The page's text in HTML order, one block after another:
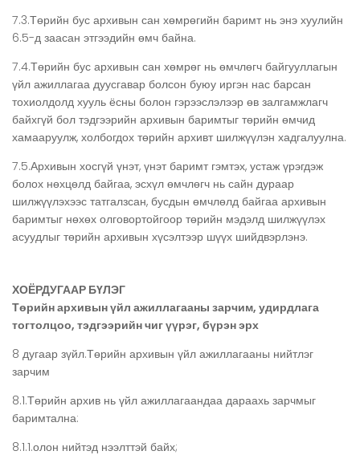
7.3.Төрийн бус архивын сан хөмрөгийн баримт нь энэ хуулийн
6.5-д заасан этгээдийн өмч байна.
7.4.Төрийн бус архивын сан хөмрөг нь өмчлөгч байгууллагын
үйл ажиллагаа дуусгавар болсон буюу иргэн нас барсан
тохиолдолд хууль ёсны болон гэрээслэлээр өв залгамжлагч
байхгүй бол тэдгээрийн архивын баримтыг төрийн өмчид
хамааруулж, холбогдох төрийн архивт шилжүүлэн хадгалуулна.
7.5.Архивын хосгүй үнэт, үнэт баримт гэмтэх, устаж үрэгдэж
болох нөхцөлд байгаа, эсхүл өмчлөгч нь сайн дураар
шилжүүлэхээс татгалзсан, бусдын өмчлөлд байгаа архивын
баримтыг нөхөх олговортойгоор төрийн мэдэлд шилжүүлэх
асуудлыг төрийн архивын хүсэлтээр шүүх шийдвэрлэнэ.
ХОЁРДУГААР БҮЛЭГ
Төрийн архивын үйл ажиллагааны зарчим, удирдлага
тогтолцоо, тэдгээрийн чиг үүрэг, бүрэн эрх
8 дугаар зүйл.Төрийн архивын үйл ажиллагааны нийтлэг
зарчим
8.1.Төрийн архив нь үйл ажиллагаандаа дараахь зарчмыг
баримтална:
8.1.1.олон нийтэд нээлттэй байх;